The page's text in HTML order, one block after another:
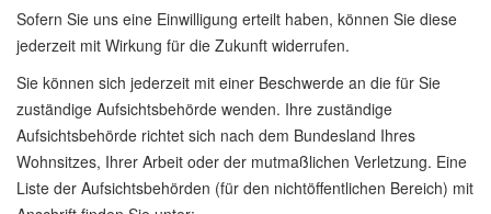
Sofern Sie uns eine Einwilligung erteilt haben, können Sie diese
jederzeit mit Wirkung für die Zukunft widerrufen.
Sie können sich jederzeit mit einer Beschwerde an die für Sie
zuständige Aufsichtsbehörde wenden. Ihre zuständige
Aufsichtsbehörde richtet sich nach dem Bundesland Ihres
Wohnsitzes, Ihrer Arbeit oder der mutmaßlichen Verletzung. Eine
Liste der Aufsichtsbehörden (für den nichtöffentlichen Bereich) mit